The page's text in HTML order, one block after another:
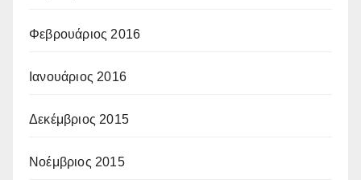
Φεβρουάριος 2016
Ιανουάριος 2016
Δεκέμβριος 2015
Νοέμβριος 2015